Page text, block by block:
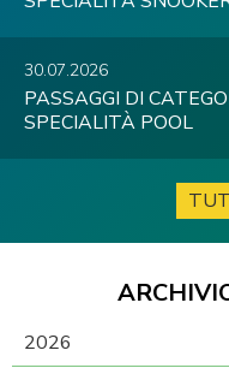
30.07.2026
PASSAGGI DI
SPECIALITÀ POOL
2026